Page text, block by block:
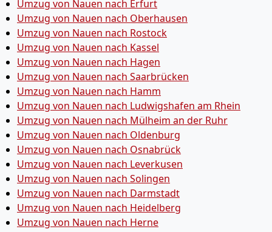
Umzug von Nauen nach Erfurt
Umzug von Nauen nach Oberhausen
Umzug von Nauen nach Rostock
Umzug von Nauen nach Kassel
Umzug von Nauen nach Hagen
Umzug von Nauen nach Saarbrücken
Umzug von Nauen nach Hamm
Umzug von Nauen nach Ludwigshafen am Rhein
Umzug von Nauen nach Mülheim an der Ruhr
Umzug von Nauen nach Oldenburg
Umzug von Nauen nach Osnabrück
Umzug von Nauen nach Leverkusen
Umzug von Nauen nach Solingen
Umzug von Nauen nach Darmstadt
Umzug von Nauen nach Heidelberg
Umzug von Nauen nach Herne